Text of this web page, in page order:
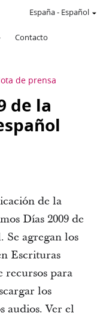
Contacto
España- Español
de prensa
de la
de la
Días 2009 de
Se agregan los
Escrituras
para
los
audios. Ver el